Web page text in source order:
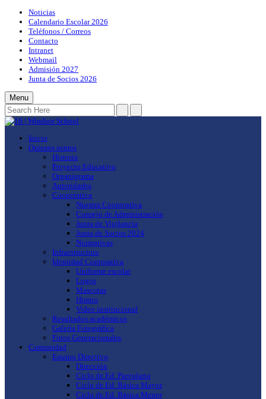
Noticias
Calendario Escolar 2026
Teléfonos / Correos
Contacto
Intranet
Webmail
Admisión 2027
Junta de Socios 2026
Menu
Inicio
Quienes somos
Historia
Proyecto Educativo
Organigrama
Autoridades
Cooperativa
Nuestra Cooperativa
Consejo de Administración
Junta de Vigilancia
Junta de Socios 2024
Normativas
Infraestructura
Identidad Corporativa
Uniforme escolar
Logos
Mascotas
Himno
Video institucional
Resultados académicos
Galería Fotográfica
Fotos Generacionales
Comunidad
Equipo Directivo
Dirección
Ciclo de Ed. Parvularia
Ciclo de Ed. Básica Mayor
Ciclo de Ed. Básica Menor